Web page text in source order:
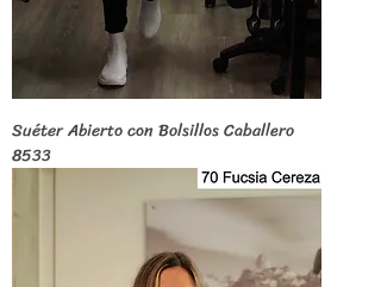
Suéter Abierto con Bolsillos Caballero
8533